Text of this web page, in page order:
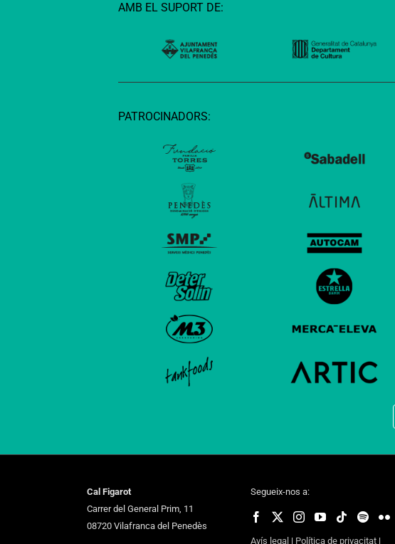
AMB EL SUPORT DE:
PATROCINADORS:
Cal Figarot
Carrer del General Prim, 11
08720 Vilafranca del Penedès
Segueix-nos a:
Avís legal | Política de privacitat |